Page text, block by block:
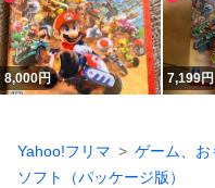
8,000円 7,199円
Yahoo!フリマ ゲーム、お
ソフト（パッケージ版）